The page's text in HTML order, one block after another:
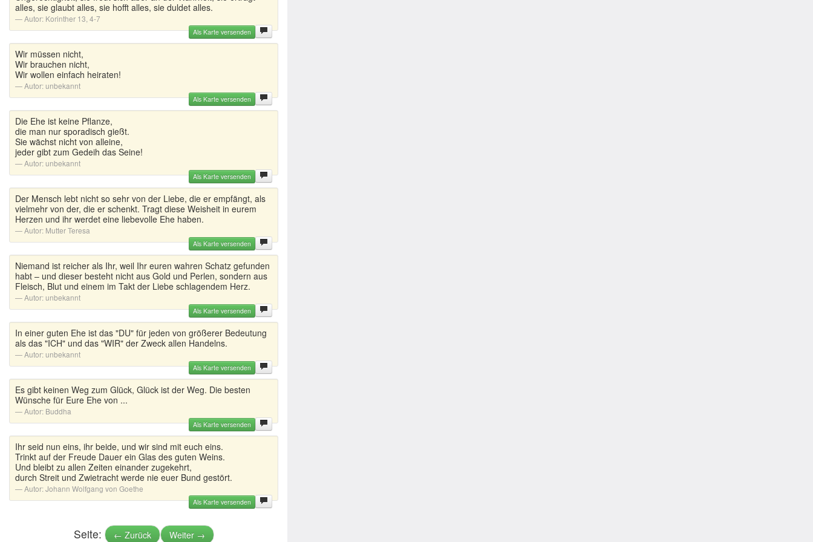
alles, sie glaubt alles, sie hofft alles, sie duldet alles.
Autor: Korinther 13, 4-7
Als Karte versenden
Wir müssen nicht,
Wir brauchen nicht,
Wir wollen einfach heiraten!
Autor:unbekannt
Als Karte versenden
Die Ehe ist keine Pflanze,
die man nur sporadisch gießt.
Sie wächst nicht von alleine,
jeder gibt zum Gedeih das Seine!
Autor:unbekannt
Als Karte versenden
Der Mensch lebt nicht so sehr von der Liebe, die er empfängt, als
vielmehr von der, die er schenkt. Tragt diese Weisheit in eurem
Herzen und ihr werdet eine liebevolle Ehe haben.
Autor: Mutter Teresa
Als Karte versenden
Niemand ist reicher als Ihr, weil Ihr euren wahren Schatz gefunden
habt – und dieser besteht nicht aus Gold und Perlen, sondern aus
Fleisch, Blut und einem im Takt der Liebe schlagendem Herz.
Autor:unbekannt
Als Karte versenden
In einer guten Ehe ist das "DU" für jeden von größerer Bedeutung
als das "ICH" und das "WIR" der Zweck allen Handelns.
Autor:unbekannt
Als Karte versenden
Es gibt keinen Weg zum Glück, Glück ist der Weg. Die besten
Wünsche für Eure Ehe von ...
Autor: Buddha
Als Karte versenden
Ihr seid nun eins, ihr beide, und wir sind mit euch eins.
Trinkt auf der Freude Dauer ein Glas des guten Weins.
Und bleibt zu allen Zeiten einander zugekehrt,
durch Streit und Zwietracht werde nie euer Bund gestört.
Autor:Johann Wolfgang von Goethe
Als Karte versenden
Seite: ← Zurück Weiter →